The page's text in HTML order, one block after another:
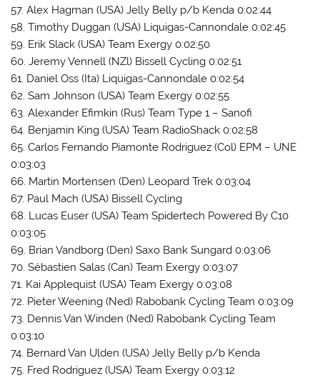
57. Alex Hagman (USA) Jelly Belly p/b Kenda 0:02:44
58. Timothy Duggan (USA) Liquigas-Cannondale 0:02:45
59. Erik Slack (USA) Team Exergy 0:02:50
60. Jeremy Vennell (NZl) Bissell Cycling 0:02:51
61. Daniel Oss (Ita) Liquigas-Cannondale 0:02:54
62. Sam Johnson (USA) Team Exergy 0:02:55
63. Alexander Efimkin (Rus) Team Type 1 – Sanofi
64. Benjamin King (USA) Team RadioShack 0:02:58
65. Carlos Fernando Piamonte Rodriguez (Col) EPM – UNE
0:03:03
66. Martin Mortensen (Den) Leopard Trek 0:03:04
67. Paul Mach (USA) Bissell Cycling
68. Lucas Euser (USA) Team Spidertech Powered By C10
0:03:05
69. Brian Vandborg (Den) Saxo Bank Sungard 0:03:06
70. Sébastien Salas (Can) Team Exergy 0:03:07
71. Kai Applequist (USA) Team Exergy 0:03:08
72. Pieter Weening (Ned) Rabobank Cycling Team 0:03:09
73. Dennis Van Winden (Ned) Rabobank Cycling Team
0:03:10
74. Bernard Van Ulden (USA) Jelly Belly p/b Kenda
75. Fred Rodriguez (USA) Team Exergy 0:03:12